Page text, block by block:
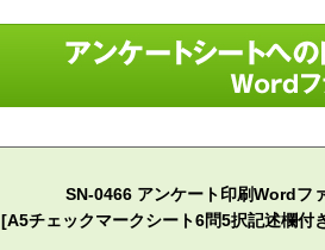
SN-0466 アンケート印刷Wordフ
[A5チェックマークシート6問5択記述欄付